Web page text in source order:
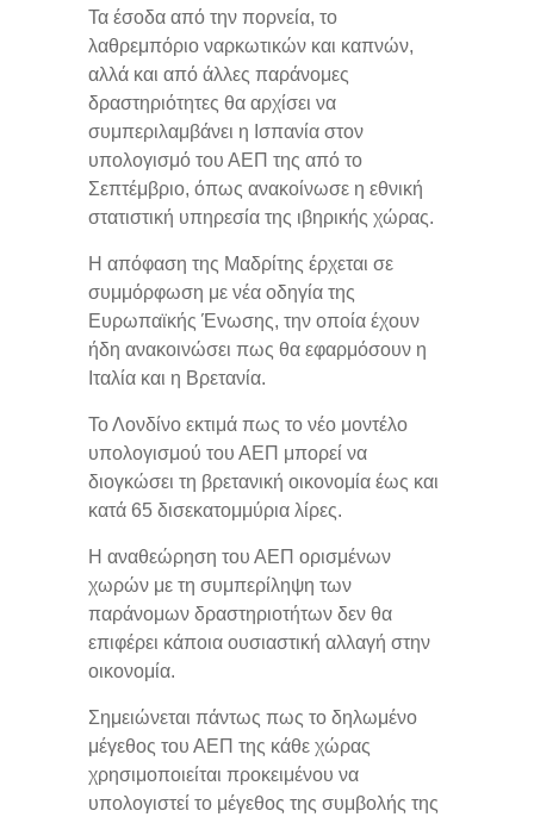
Τα έσοδα από την πορνεία, το
λαθρεμπόριο ναρκωτικών και καπνών,
αλλά και από άλλες παράνομες
δραστηριότητες θα αρχίσει να
συμπεριλαμβάνει η Ισπανία στον
υπολογισμό του ΑΕΠ της από το
Σεπτέμβριο, όπως ανακοίνωσε η εθνική
στατιστική υπηρεσία της ιβηρικής χώρας.
Η απόφαση της Μαδρίτης έρχεται σε
συμμόρφωση με νέα οδηγία της
Ευρωπαϊκής Ένωσης, την οποία έχουν
ήδη ανακοινώσει πως θα εφαρμόσουν η
Ιταλία και η Βρετανία.
Το Λονδίνο εκτιμά πως το νέο μοντέλο
υπολογισμού του ΑΕΠ μπορεί να
διογκώσει τη βρετανική οικονομία έως και
κατά 65 δισεκατομμύρια λίρες.
Η αναθεώρηση του ΑΕΠ ορισμένων
χωρών με τη συμπερίληψη των
παράνομων δραστηριοτήτων δεν θα
επιφέρει κάποια ουσιαστική αλλαγή στην
οικονομία.
Σημειώνεται πάντως πως το δηλωμένο
μέγεθος του ΑΕΠ της κάθε χώρας
χρησιμοποιείται προκειμένου να
υπολογιστεί το μέγεθος της συμβολής της